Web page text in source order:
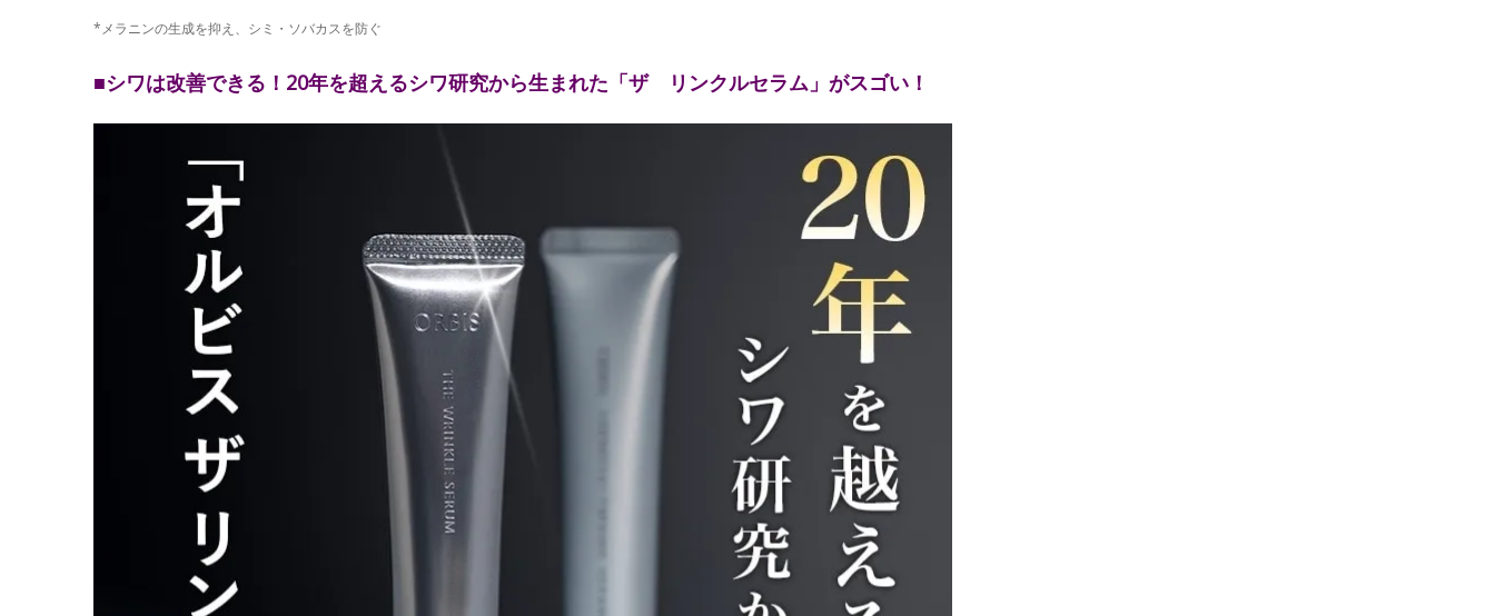
*メラニンの生成を抑え、シミ・ソバカスを防ぐ
■シワは改善できる！20年を超えるシワ研究から生まれた「ザ リンクルセラム」がスゴい！